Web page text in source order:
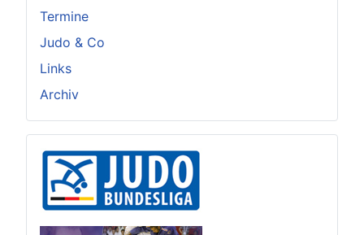
Termine
Judo & Co
Links
Archiv